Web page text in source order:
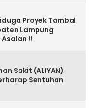
Proyek Tambal
Lampung
!!
Sakit (ALIYAN)
Sentuhan